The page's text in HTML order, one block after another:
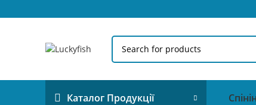
Каталог Продукції